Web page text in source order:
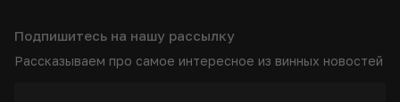
Подпишитесь на нашу рассылку
Рассказываем про самое интересное из винных новостей